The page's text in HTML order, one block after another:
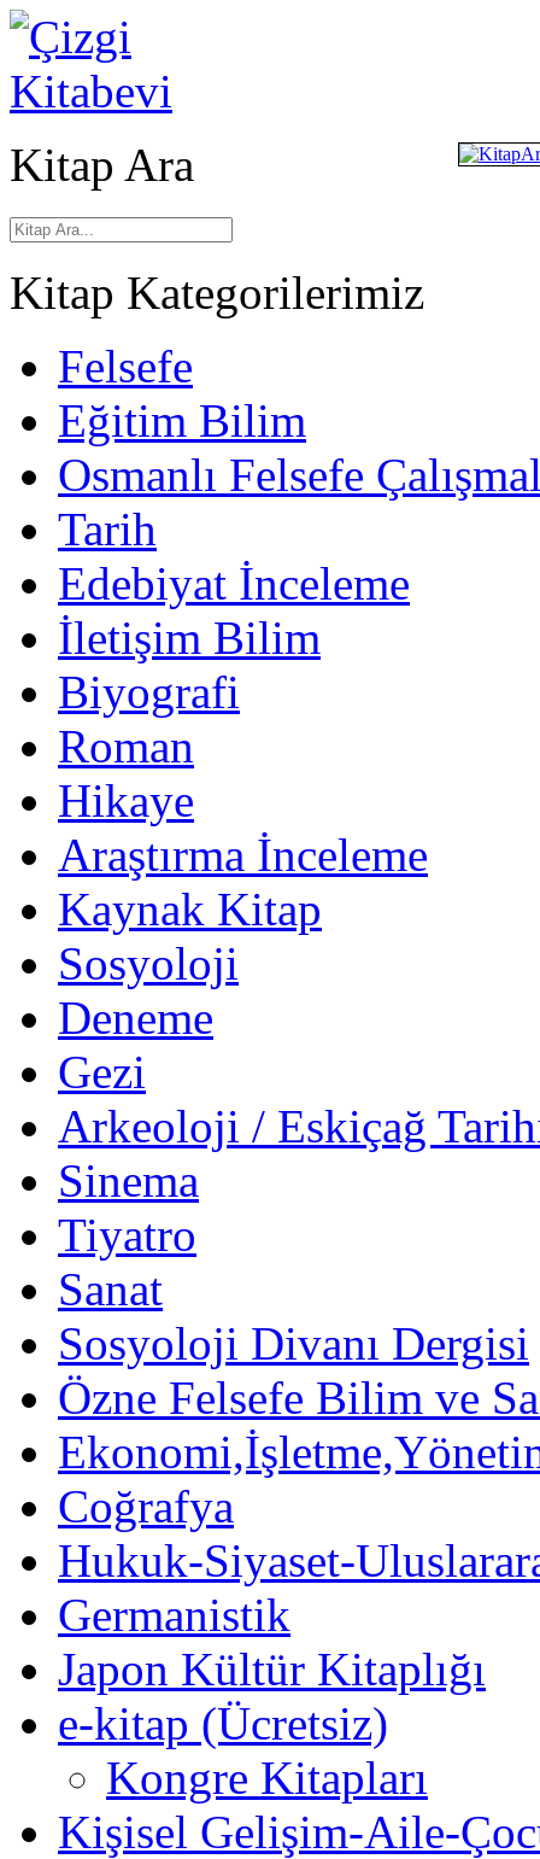
Kitap Ara
Kitap Kategorilerimiz
Felsefe
Eğitim Bilim
Osmanlı Felsefe
Tarih
Edebiyat İnceleme
İletişim Bilim
Biyografi
Roman
Hikaye
Araştırma İnceleme
Kaynak Kitap
Sosyoloji
Deneme
Gezi
Arkeoloji / Eskiçağ
Sinema
Tiyatro
Sanat
Sosyoloji Divanı Dergisi
Özne Felsefe Bilim ve
Coğrafya
Hukuk-Siyaset-
Germanistik
Japon Kültür Kitaplığı
e-kitap (Ücretsiz)
Kongre Kitapları
Kişisel Gelişim-Aile-